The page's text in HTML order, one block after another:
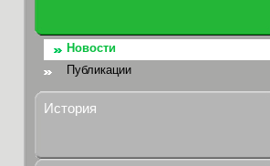
Новости
Публикации
История